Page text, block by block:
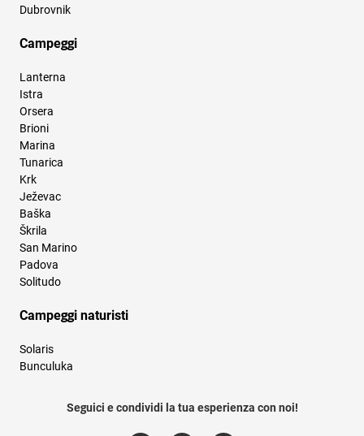
Dubrovnik
Campeggi
Lanterna
Istra
Orsera
Brioni
Marina
Tunarica
Krk
Ježevac
Baška
Škrila
San Marino
Padova
Solitudo
Campeggi naturisti
Solaris
Bunculuka
Seguici e condividi la tua esperienza con noi!